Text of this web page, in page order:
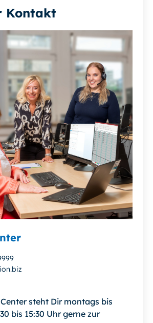
Kontakt
steht Dir montags bis
bis 15:30 Uhr gerne zur